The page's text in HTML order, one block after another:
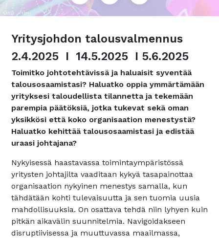
Yritysjohdon talousvalmennus
2.4.2025 I 14.5.2025 I 5.6.2025
Toimitko johtotehtävissä ja haluaisit syventää
talousosaamistasi? Haluatko oppia ymmärtämään
yrityksesi taloudellista tilannetta ja tekemään
parempia päätöksiä, jotka tukevat sekä oman
yksikkösi että koko organisaation menestystä?
Haluatko kehittää talousosaamistasi ja edistää
uraasi johtajana?
Nykyisessä haastavassa toimintaympäristössä
yritysten johtajilta vaaditaan kykyä tasapainottaa
organisaation nykyinen menestys samalla, kun
tähdätään kohti tulevaisuutta ja sen tuomia uusia
mahdollisuuksia. On osattava tehdä niin lyhyen kuin
pitkän aikavälin suunnitelmia. Navigoidakseen
disruptiivisessa ja muuttuvassa maailmassa,